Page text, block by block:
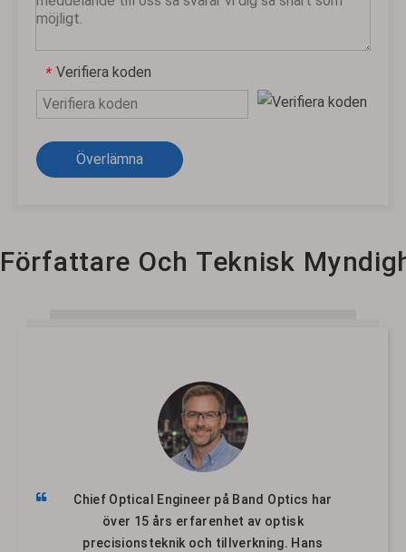
* Verifiera koden
Överlämna
Författare Och Teknisk
Chief Optical Engineer på Band Optics har
över 15 års erfarenhet av optisk
precisionsteknik och tillverkning. Hans